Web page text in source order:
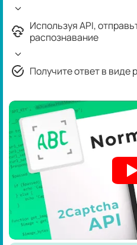
Используя API,
распознавание
Получите ответ в виде